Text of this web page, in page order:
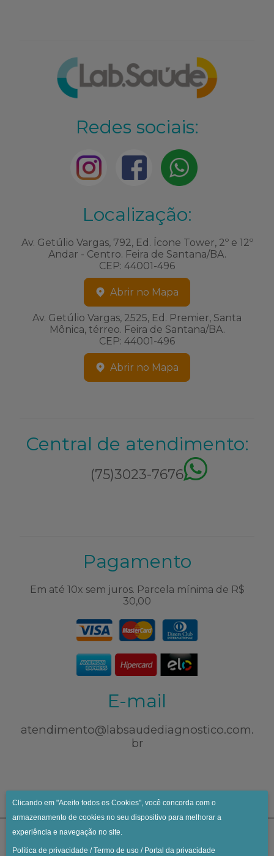
Redes sociais:
Localização:
Av. Getúlio Vargas, 792, Ed. Ícone Tower, 2º e 12º
Andar - Centro. Feira de Santana/BA.
CEP: 44001-496
Abrir no Mapa
Av. Getúlio Vargas, 2525, Ed. Premier, Santa
Mônica, térreo. Feira de Santana/BA.
CEP: 44001-496
Abrir no Mapa
Central de atendimento:
(75)3023-7676
Pagamento
Em até 10x sem juros. Parcela mínima de R$
30,00
E-mail
atendimento@labsaudediagnostico.com.
br
Clicando em "Aceito todos os Cookies", você concorda com o
armazenamento de cookies no seu dispositivo para melhorar a
experiência e navegação no site.
Política de privacidade /Termo de uso / Portal da privacidade